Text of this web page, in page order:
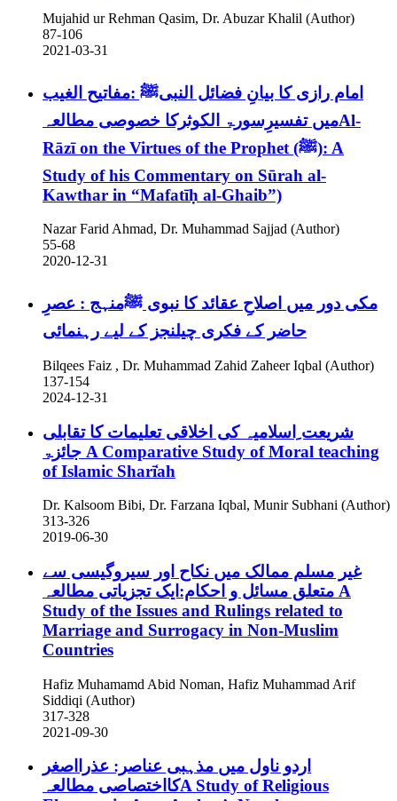
Mujahid ur Rehman Qasim, Dr. Abuzar Khalil (Author)
87-106
2021-03-31
امام رازی کا بیانِ فضائل النبیﷺ :مفاتیح الغیب
میں تفسیرِسورۃ الکوثرکا خصوصی مطالعہAl-
Rāzī on the Virtues of the Prophet (ﷺ): A
Study of his Commentary on Sūrah al-
Kawthar in “Mafatīḥ al-Ghaib”)
Nazar Farid Ahmad, Dr. Muhammad Sajjad (Author)
55-68
2020-12-31
مکی دور میں اصلاحِ عقائد کا نبوی ﷺمنہج : عصرِ
حاضر کے فکری چیلنجز کے لیے رہنمائی
Bilqees Faiz , Dr. Muhammad Zahid Zaheer Iqbal (Author)
137-154
2024-12-31
شریعت ِاسلامیہ کی اخلاقی تعلیمات کا تقابلی
A Comparative Study of Moral teaching
of Islamic Sharī̒ah
Dr. Kalsoom Bibi, Dr. Farzana Iqbal, Munir Subhani (Author)
313-326
2019-06-30
غیر مسلم ممالک میں نکاح اور سیروگیسی سے
A
Study of the Issues and Rulings related to
Marriage and Surrogacy in Non-Muslim
Countries
Hafiz Muhamamd Abid Noman, Hafiz Muhammad Arif
Siddiqi (Author)
317-328
2021-09-30
اردو ناول میں مذہبی عناصر: عذرااصغر
کااختصاصی مطالعہA Study of Religious